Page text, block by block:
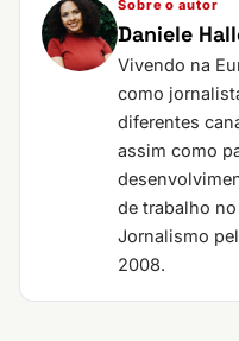
Sobre o autor
Daniele
Vivendo na
como
diferentes
assim como
de trabalho
Jornalismo
2008.